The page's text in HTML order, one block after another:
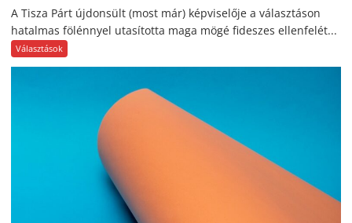
A Tisza Párt újdonsült (most már) képviselője a választáson
hatalmas fölénnyel utasította maga mögé fideszes ellenfelét...
Választások